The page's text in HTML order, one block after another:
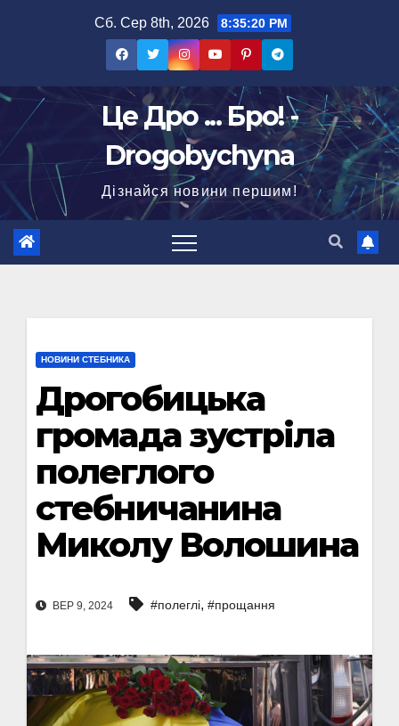
Сб. Сер 8th, 2026 8:35:21 PM
Це Дро ... Бро! -
Drogobychyna
Дізнайся новини першим!
НОВИНИ СТЕБНИКА
Дрогобицька
громада зустріла
полеглого
стебничанина
Миколу Волошина
ВЕР 9, 2024 #полеглі, #прощання